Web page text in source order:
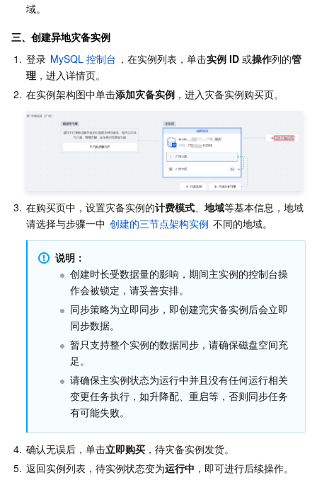
域。
三、创建异地灾备实例
1. 登录 MySQL 控制台 ，在实例列表，单击实例 ID 或操作列的管
理 ，进入详情页。
2. 在实例架构图中单击添加灾备实例 ，进入灾备实例购买页。
3. 在购买页中，设置灾备实例的计费模式 地域等基本信息，地域
请选择与步骤一中 创建的三节点架构实例 不同的地域。
说明：
创建时长受数据量的影响，期间主实例的控制台操
作会被锁定，请妥善安排。
同步策略为立即同步，即创建完灾备实例后会立即
同步数据。
暂只支持整个实例的数据同步，请确保磁盘空间充
足。
请确保主实例状态为运行中并且没有任何运行相关
变更任务执行，如升降配、重启等，否则同步任务
有可能失败。
4. 确认无误后，单击立即购买 ，待灾备实例发货。
5. 返回实例列表，待实例状态变为运行中 ，即可进行后续操作。